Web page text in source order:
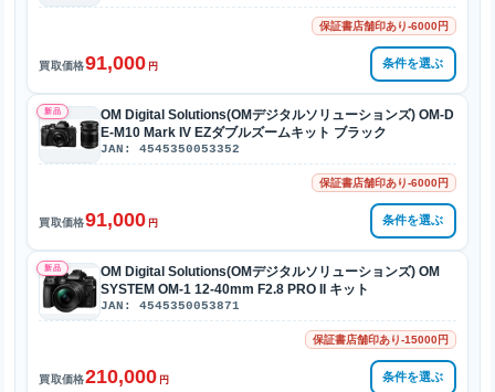
保証書店舗印あり-6000円
買取価格91,000 円 条件を選ぶ
新品
OM Digital Solutions(OMデジタルソリューションズ) OM-D
E-M10 Mark IV EZダブルズームキット ブラック
JAN: 4545350053352
保証書店舗印あり-6000円
買取価格91,000 円 条件を選ぶ
新品
OM Digital Solutions(OMデジタルソリューションズ) OM
SYSTEM OM-1 12-40mm F2.8 PRO II キット
JAN: 4545350053871
保証書店舗印あり-15000円
買取価格210,000 円 条件を選ぶ